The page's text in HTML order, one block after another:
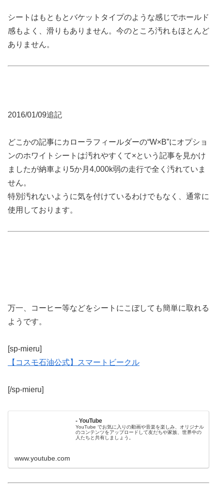
シートはもともとバケットタイプのような感じでホールド
感もよく、滑りもありません。今のところ汚れもほとんど
ありません。
2016/01/09追記
どこかの記事にカローラフィールダーの“W×B”にオプショ
ンのホワイトシートは汚れやすくて×という記事を見かけ
ましたが納車より5か月4,000k弱の走行で全く汚れていま
せん。
特別汚れないように気を付けているわけでもなく、通常に
使用しております。
万一、コーヒー等などをシートにこぼしても簡単に取れる
ようです。
[sp-mieru]
【コスモ石油公式】スマートビークル
[/sp-mieru]
- YouTube
YouTube でお気に入りの動画や音楽を楽しみ、オリジナル
のコンテンツをアップロードして友だちや家族、世界中の
人たちと共有しましょう。
www.youtube.com